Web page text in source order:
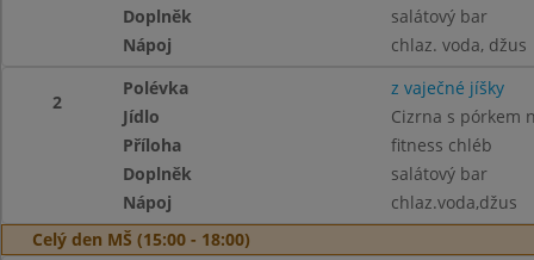
Doplněk
salátový bar
Nápoj
chlaz. voda, džus
2
Polévka
z vaječné jíšky
Jídlo
Cizrna s pórkem
Příloha
fitness chléb
Doplněk
salátový bar
Nápoj
chlaz.voda,džus
Celý den MŠ (15:00 - 18:00)